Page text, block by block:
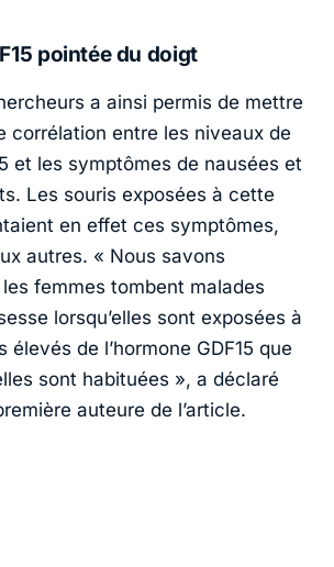
pointée du doigt
a ainsi permis de mettre
corrélation entre les niveaux de
et les symptômes de nausées et
Les souris exposées à cette
en effet ces symptômes,
autres. « Nous savons
femmes tombent malades
lorsqu’elles sont exposées à
élevés de l’hormone GDF15 que
sont habituées », a déclaré
auteure de l’article.